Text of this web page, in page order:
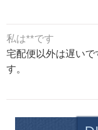
私は**です
宅配便以外は遅い
す。